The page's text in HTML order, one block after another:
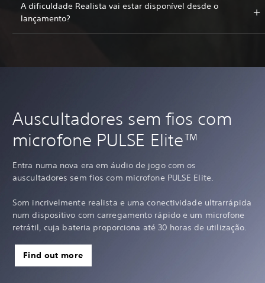
A dificuldade Realista vai estar disponível desde o
lançamento?
Auscultadores sem fios com
microfone PULSE Elite™
Entra numa nova era em áudio de jogo com os
auscultadores sem fios com microfone PULSE Elite.
Som incrivelmente realista e uma conectividade ultrarrápida
num dispositivo com carregamento rápido e um microfone
retrátil, cuja bateria proporciona até 30 horas de utilização.
Find out more